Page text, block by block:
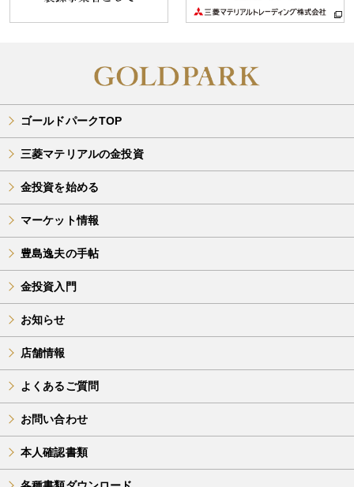
ゴールドパークTOP
三菱マテリアルの金投資
金投資を始める
マーケット情報
豊島逸夫の手帖
金投資入門
お知らせ
店舗情報
よくあるご質問
お問い合わせ
本人確認書類